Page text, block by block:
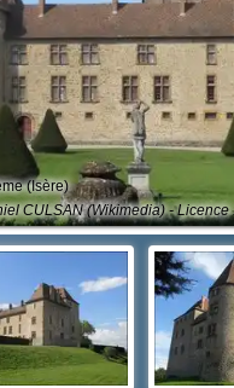
(Isère)
CULSAN (Wikimedia) - Licence